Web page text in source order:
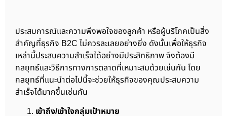
ประสบการณ์และความพึงพอใจของลูกค้า หรือผู้บริโภคเป็นสิ่ง
สำคัญที่ธุรกิจ B2C ไม่ควรละเลยอย่างยิ่ง ดังนั้นเพื่อให้ธุรกิจ
เหล่านี้ประสบความสำเร็จได้อย่างมีประสิทธิภาพ จึงต้องมี
กลยุทธ์และวิธีการทางการตลาดที่เหมาะสมด้วยเช่นกัน โดย
กลยุทธ์ที่แนะนำต่อไปนี้จะช่วยให้ธุรกิจของคุณประสบความ
สำเร็จได้มากขึ้นเช่นกัน
เข้าถึง/เข้าใจกลุ่มเป้าหมาย